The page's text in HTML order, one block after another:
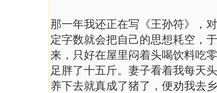
那一年我还正在写《王孙符》，
定字数就会把自己的思想耗空，
来，只好在屋里闷着头喝饮料吃
足胖了十五斤。妻子看着我每天
养下去就真成了猪了，便劝我去